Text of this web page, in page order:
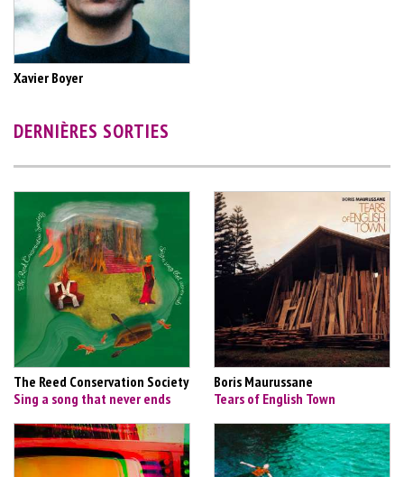
Xavier Boyer
DERNIÈRES SORTIES
The Reed Conservation Society
Sing a song that never ends
Boris Maurussane
Tears of English Town